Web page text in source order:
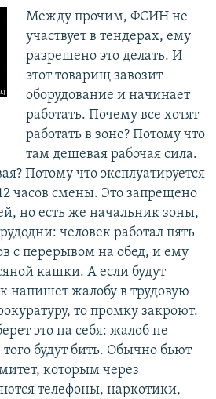
Между прочим, ФСИН не
участвует в тендерах, ему
разрешено это делать. И
этот товарищ завозит
оборудование и начинает
работать. Почему все хотят
работать в зоне? Потому что
там дешевая рабочая сила.
Потому что эксплуатируется
часов смены. Это запрещено
но есть же начальник зоны,
человек работал пять
с перерывом на обед, и ему
кашки. А если будут
напишет жалобу в трудовую
то промку закроют.
это на себя: жалоб не
того будут бить. Обычно бьют
которым через
телефоны, наркотики,